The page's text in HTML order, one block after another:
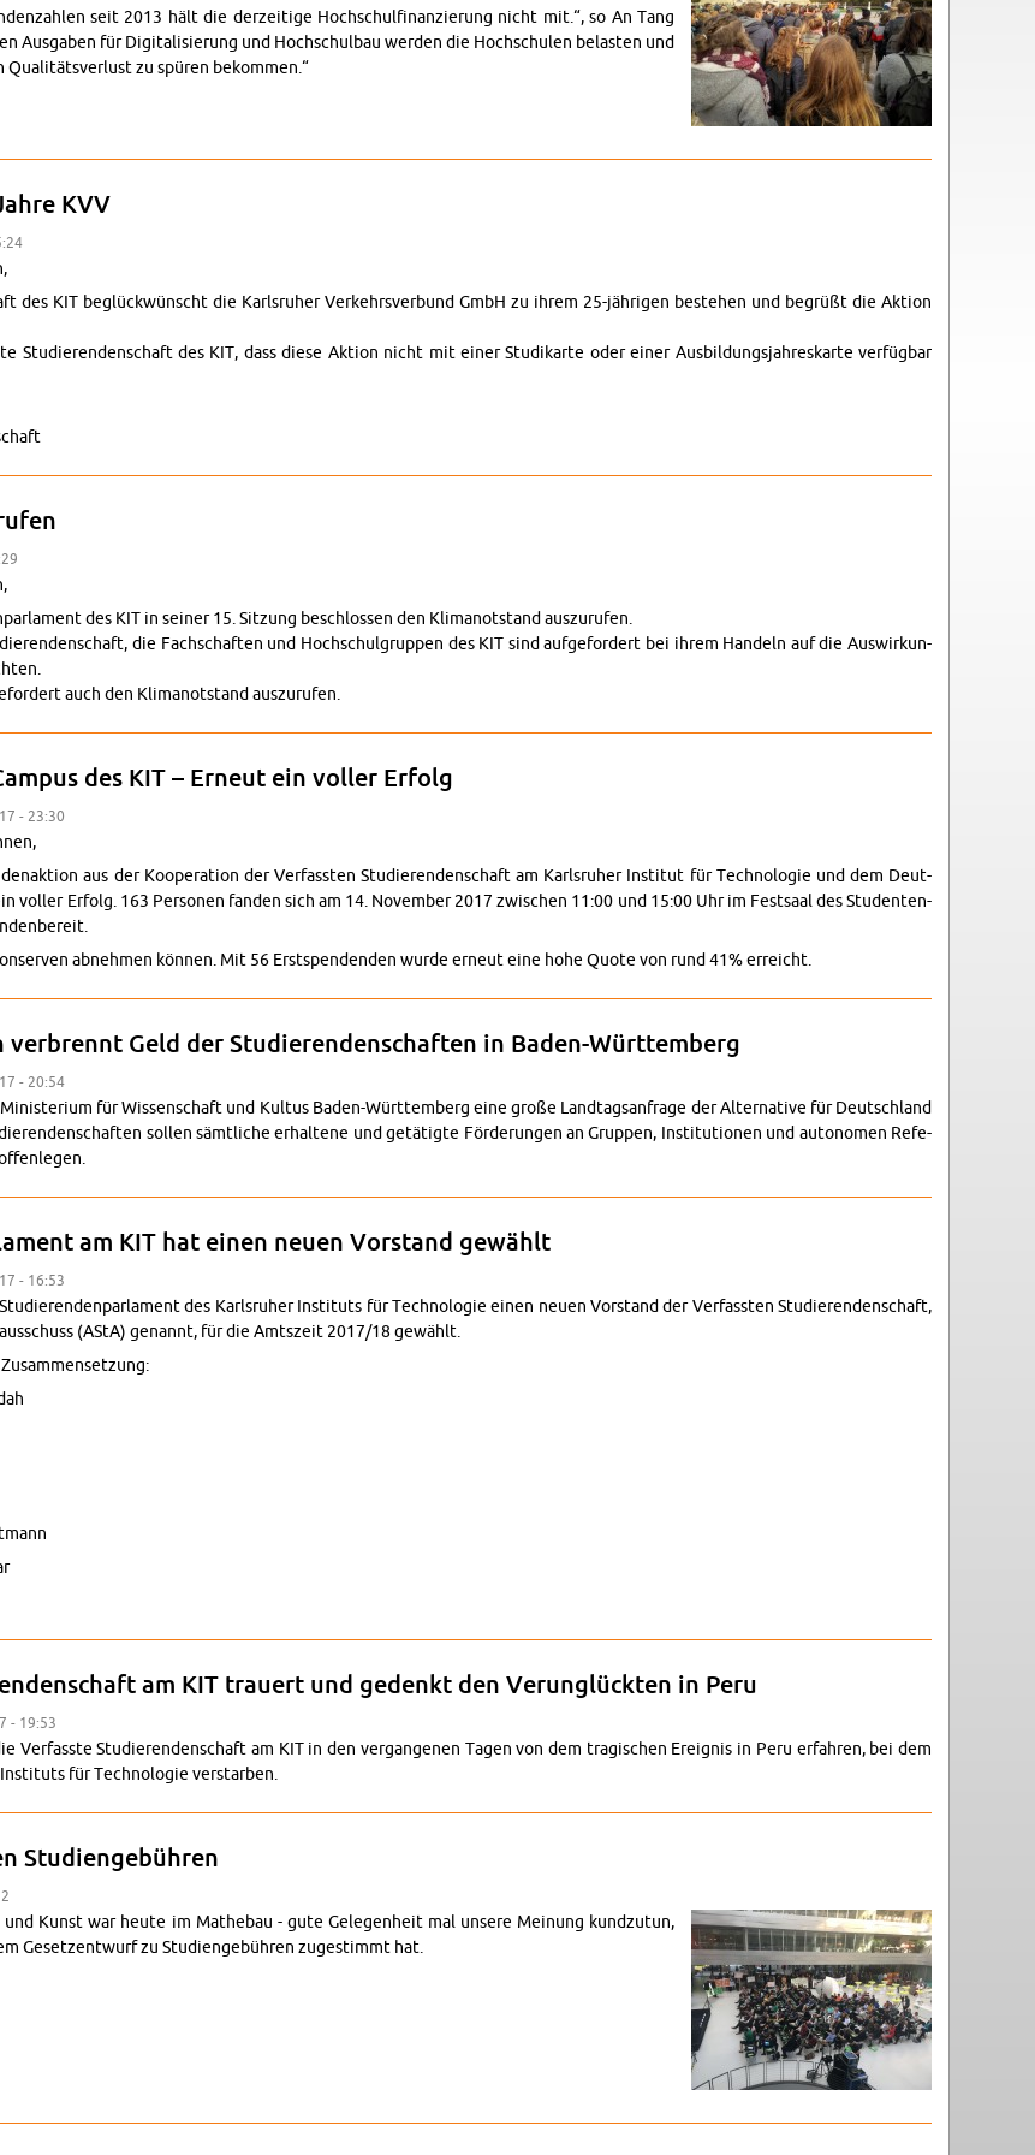
seit 2013 hält die der­zei­ti­ge Hoch­schul­fi­nan­zie­rung nicht mit.“, so An Tang
Aus­ga­ben für Di­gi­ta­li­sie­rung und Hoch­schul­bau wer­den die Hoch­schu­len be­las­ten und
zu spü­ren be­kom­men.“
KVV
des KIT be­glück­wünscht die Karls­ru­her Ver­kehrs­ver­bund GmbH zu ihrem 25-jäh­ri­gen be­ste­hen und be­grüßt die Ak­ti­on
Stu­die­ren­den­schaft des KIT, dass diese Ak­ti­on nicht mit einer Stu­di­kar­te oder einer Aus­bil­dungs­jah­res­kar­te ver­füg­bar
des KIT in sei­ner 15. Sit­zung be­schlos­sen den Kli­ma­not­stand aus­zu­ru­fen.
die Fach­schaf­ten und Hoch­schul­grup­pen des KIT sind auf­ge­for­dert bei ihrem Han­deln auf die Aus­wir­kun­
auch den Kli­ma­not­stand aus­zu­ru­fen.
des KIT – Er­neut ein vol­ler Er­folg
- 23:30
aus der Ko­ope­ra­ti­on der Ver­fass­ten Stu­die­ren­den­schaft am Karls­ru­her In­sti­tut für Tech­no­lo­gie und dem Deut­
vol­ler Er­folg. 163 Per­so­nen fan­den sich am 14. No­vem­ber 2017 zwi­schen 11:00 und 15:00 Uhr im Fest­saal des Stu­den­ten­
ab­neh­men kön­nen. Mit 56 Erst­spen­den­den wurde er­neut eine hohe Quote von rund 41% er­reicht.
Geld der Stu­die­ren­den­schaf­ten in Ba­den-Würt­tem­berg
- 20:54
Mi­nis­te­ri­um für Wis­sen­schaft und Kul­tus Ba­den-Würt­tem­berg eine große Land­tags­an­fra­ge der Al­ter­na­ti­ve für Deutsch­land
sol­len sämt­li­che er­hal­te­ne und ge­tä­tig­te För­de­run­gen an Grup­pen, In­sti­tu­tio­nen und au­to­no­men Re­fe­
am KIT hat einen neuen Vor­stand ge­wählt
- 16:53
des Karls­ru­her In­sti­tuts für Tech­no­lo­gie einen neuen Vor­stand der Ver­fass­ten Stu­die­ren­den­schaft,
(AStA) ge­nannt, für die Amts­zeit 2017/18 ge­wählt.
am KIT trau­ert und ge­denkt den Ver­un­glück­ten in Peru
- 19:53
Stu­die­ren­den­schaft am KIT in den ver­gan­ge­nen Tagen von dem tra­gi­schen Er­eig­nis in Peru er­fah­ren, bei dem
für Tech­no­lo­gie ver­star­ben.
Stu­di­en­ge­büh­ren
Kunst war heute im Mathe­bau - gute Ge­le­gen­heit mal un­se­re Mei­nung kund­zu­tun,
Ge­setz­ent­wurf zu Stu­di­en­ge­büh­ren zu­ge­stimmt hat.